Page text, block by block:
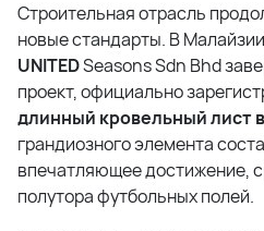
Строительная отрасль
новые стандарты. В
UNITEDSeasons Sdn Bhd
проект, официально
длинный кровельный лист
грандиозного элемента
впечатляющее достижение,
полутора футбольных полей.